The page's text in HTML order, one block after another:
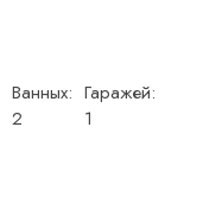
Ванных:
2
Гаражей:
1